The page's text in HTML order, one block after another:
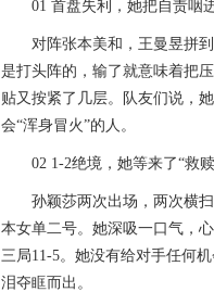
01 首盘失利，她把自责咽
对阵张本美和，王曼昱拼
是打头阵的，输了就意味着把
贴又按紧了几层。队友们说，
会“浑身冒火”的人。
02 1-2绝境，她等来了“救
孙颖莎两次出场，两次横
本女单二号。她深吸一口气，
三局11-5。她没有给对手任何
泪夺眶而出。